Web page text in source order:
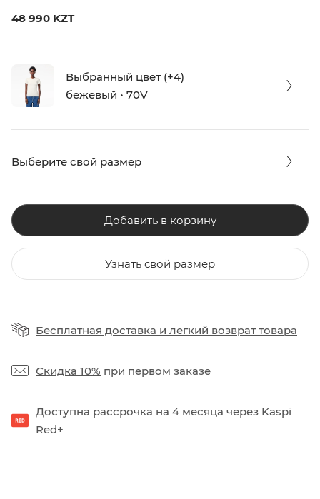
48 990 KZT
Выбранный цвет (+4)
бежевый • 70V
Выберите свой размер
Добавить в корзину
Узнать свой размер
Бесплатная доставка и легкий возврат товара
Скидка 10% при первом заказе
Доступна рассрочка на 4 месяца через Kaspi
Red+